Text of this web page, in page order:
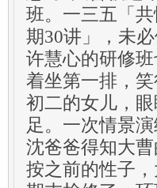
班。一三五「
期30讲」，未
许慧心的研修
着坐第一排，
初二的女儿，
足。一次情景
沈爸爸得知大
按之前的性子